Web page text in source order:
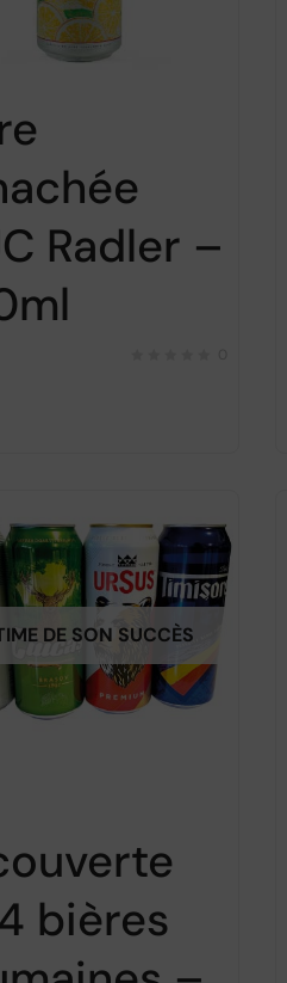
Radler –
DE SON SUCCÈS
bières